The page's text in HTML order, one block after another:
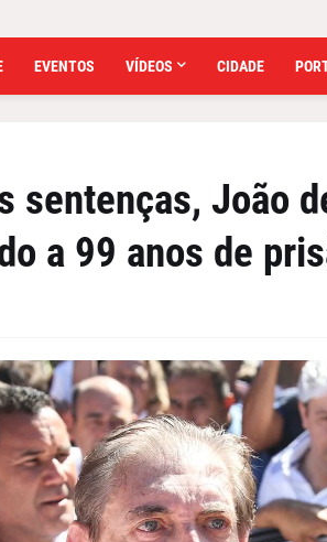
EVENTOS VÍDEOS CIDADE
sentenças, João
a 99 anos de